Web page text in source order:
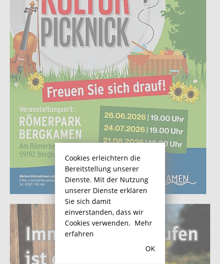
Cookies erleichtern die
Bereitstellung unserer
Dienste. Mit der Nutzung
unserer Dienste erklären
Sie sich damit
einverstanden, dass wir
Cookies verwenden. Mehr
erfahren
OK